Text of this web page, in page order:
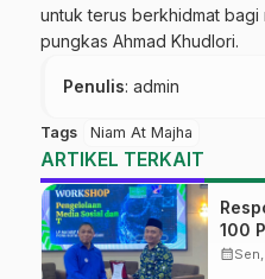
untuk terus berkhidmat bagi
pungkas Ahmad Khudlori.
Penulis: admin
Tags Niam At Majha
ARTIKEL TERKAIT
100
calendar_month